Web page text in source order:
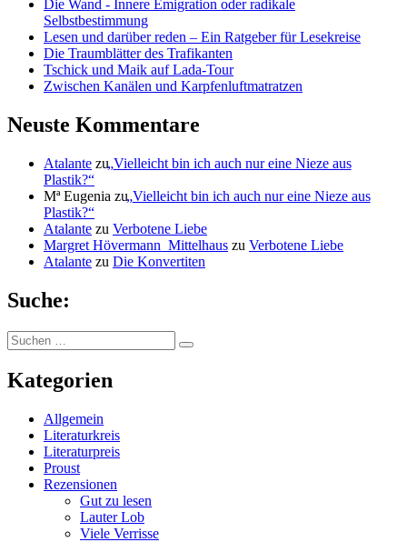
Die Wand - Innere Emigration oder radikale
Selbstbestimmung
Lesen und darüber reden – Ein Ratgeber für Lesekreise
Die Traumblätter des Trafikanten
Tschick und Maik auf Lada-Tour
Zwischen Kanälen und Karpfenluftmatratzen
Neuste Kommentare
Atalante zu
„Vielleicht bin ich auch nur eine Nieze aus
Plastik?“
Mª Eugenia zu
„Vielleicht bin ich auch nur eine Nieze aus
Plastik?“
Atalante zu Verbotene Liebe
Margret Hövermann_Mittelhaus zu Verbotene Liebe
Atalante zu Die Konvertiten
Suche:
Suchen
nach:
Suchen
Kategorien
Allgemein
Literaturkreis
Literaturpreis
Proust
Rezensionen
Gut zu lesen
Lauter Lob
Viele Verrisse